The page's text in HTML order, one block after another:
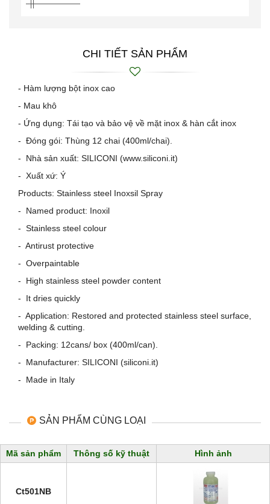
CHI TIẾT SẢN PHẨM
- Hàm lượng bột inox cao
- Mau khô
- Ứng dụng: Tái tạo và bảo vệ về mặt inox & hàn cắt inox
- Đóng gói: Thùng 12 chai (400ml/chai).
- Nhà sản xuất: SILICONI (www.siliconi.it)
- Xuất xứ: Ý
Products: Stainless steel Inoxsil Spray
- Named product: Inoxil
- Stainless steel colour
- Antirust protective
- Overpaintable
- High stainless steel powder content
- It dries quickly
- Application: Restored and protected stainless steel surface,
welding & cutting.
- Packing: 12cans/ box (400ml/can).
- Manufacturer: SILICONI (siliconi.it)
- Made in Italy
SẢN PHẨM CÙNG LOẠI
Mã sản phẩm Thông số kỹ thuật Hình ảnh
Ct501NB